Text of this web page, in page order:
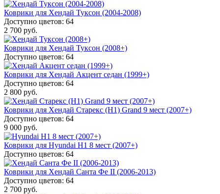
Коврики для Хендай Туксон (2004-2008)
Доступно цветов: 64
2 700 руб.
Коврики для Хендай Туксон (2008+)
Доступно цветов: 64
Коврики для Хендай Акцент седан (1999+)
Доступно цветов: 64
2 800 руб.
Коврики для Хендай Старекс (H1) Grand 9 мест (2007+)
Доступно цветов: 64
9 000 руб.
Коврики для Hyundai H1 8 мест (2007+)
Доступно цветов: 64
Коврики для Хендай Санта Фе II (2006-2013)
Доступно цветов: 64
2 700 руб.